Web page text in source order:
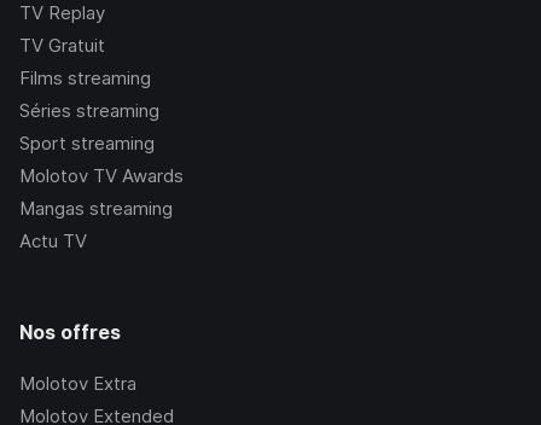
TV Replay
TV Gratuit
Films streaming
Séries streaming
Sport streaming
Molotov TV Awards
Mangas streaming
Actu TV
Nos offres
Molotov Extra
Molotov Extended